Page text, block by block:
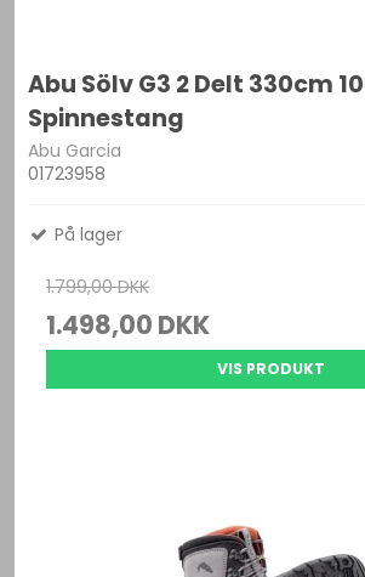
Abu Sölv G3 2 Delt 330cm
Spinnestang
Abu Garcia
01723958
På lager
1.799,00 DKK
1.498,00 DKK
VIS PRODUKT